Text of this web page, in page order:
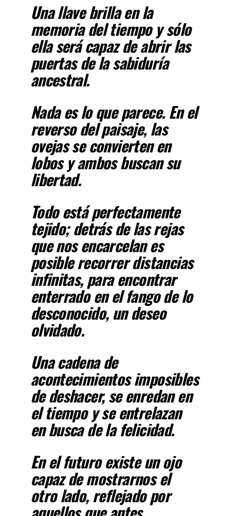
Una llave brilla en la
memoria del tiempo y sólo
ella será capaz de abrir las
puertas de la sabiduría
ancestral.
Nada es lo que parece. En el
reverso del paisaje, las
ovejas se convierten en
lobos y ambos buscan su
libertad.
Todo está perfectamente
tejido; detrás de las rejas
que nos encarcelan es
posible recorrer distancias
infinitas, para encontrar
enterrado en el fango de lo
desconocido, un deseo
olvidado.
Una cadena de
acontecimientos imposibles
de deshacer, se enredan en
el tiempo y se entrelazan
en busca de la felicidad.
En el futuro existe un ojo
capaz de mostrarnos el
otro lado, reflejado por